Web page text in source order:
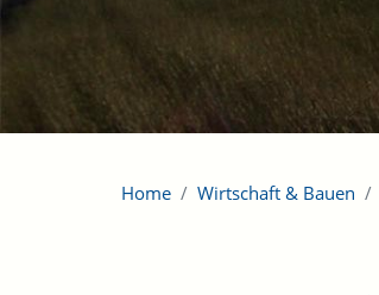
Home Wirtschaft & Bauen